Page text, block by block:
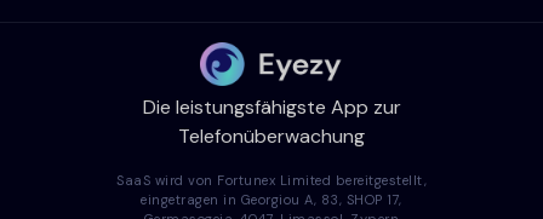
Die leistungsfähigste App zur
Telefonüberwachung
SaaS wird von Fortunex Limited bereitgestellt,
eingetragen in Georgiou A, 83, SHOP 17,